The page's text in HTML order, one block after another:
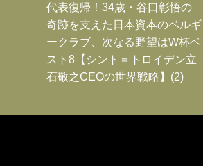
代表復帰！34歳・谷口彰悟の
奇跡を支えた日本資本のベルギ
ークラブ、次なる野望はW杯ベ
スト8【シント＝トロイデン立
石敬之CEOの世界戦略】(2)